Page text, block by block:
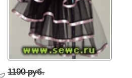
1190 руб.